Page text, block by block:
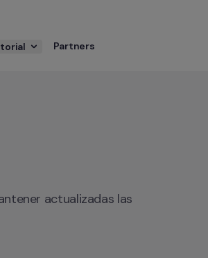
Partners
actualizadas las